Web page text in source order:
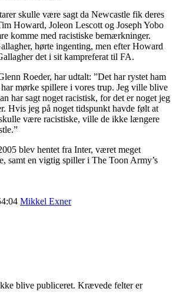
skulle være sagt da Newcastle fik deres
Howard, Joleon Lescott og Joseph Yobo
komme med racistiske bemærkninger.
hørte ingenting, men efter Howard
det i sit kampreferat til FA.
Roeder, har udtalt: ”Det har rystet ham
mørke spillere i vores trup. Jeg ville blive
har sagt noget racistisk, for det er noget jeg
Hvis jeg på noget tidspunkt havde følt at
være racistiske, ville de ikke længere
blev hentet fra Inter, været meget
samt en vigtig spiller i The Toon Army’s
Mikkel Exner
blive publiceret. Krævede felter er